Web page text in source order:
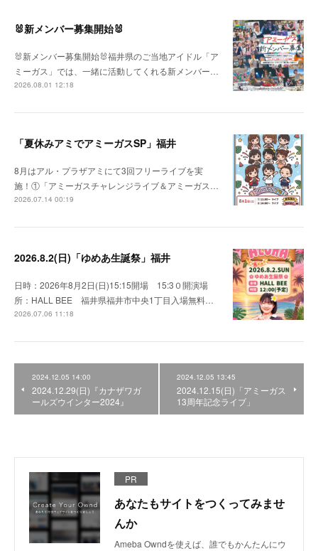
🐰新メンバー募集開始🐰
🐰新メンバー募集開始🐰福井県のご当地アイドル「ア
ミーガス」では、一緒に活動してくれる新メンバー…
2026.08.01 12:18
「夏休みアミでアミーガスSP」福井
8月はアル・プラザアミにて3回フリーライブを実
施！①「アミーガスチャレンジライブ＆アミーガス…
2026.07.14 00:19
2026.8.2(日)「ゆめあ生誕祭」福井
日時：2026年8月2日(日)15:15開場 15:3０開演場
所：HALL BEE 福井県福井市中央1丁目入場無料…
2026.07.06 11:18
2024.12.05 14:00
2024.12.29(日)『カナザワガ
ールズウインター2024』
2024.12.05 13:45
2024.12.15(日)「アミーガス
13周年記念ライブ」
PR
あなたもサイトをつくってみませ
んか
Ameba Owndを使えば、誰でもかんたんにウ